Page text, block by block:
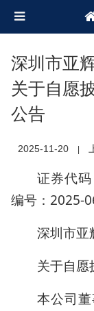
深圳市亚
关于自愿
公告
2025-11-20
证券代
编号：2025-
深圳市亚
关于自愿
本公司